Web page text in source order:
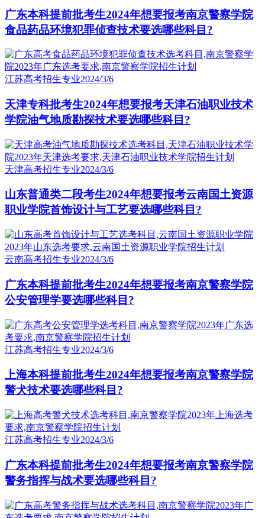
广东本科提前批考生2024年想要报考南京警察学院
食品药品环境犯罪侦查技术要选哪些科目?
江苏高考招生专业2024/3/6
天津专科批考生2024年想要报考天津石油职业技术
学院油气地质勘探技术要选哪些科目?
天津高考招生专业2024/3/6
山东普通类二段考生2024年想要报考云南国土资源
职业学院首饰设计与工艺要选哪些科目?
云南高考招生专业2024/3/6
广东本科提前批考生2024年想要报考南京警察学院
公安管理学要选哪些科目?
江苏高考招生专业2024/3/6
上海本科提前批考生2024年想要报考南京警察学院
警犬技术要选哪些科目?
江苏高考招生专业2024/3/6
广东本科提前批考生2024年想要报考南京警察学院
警务指挥与战术要选哪些科目?